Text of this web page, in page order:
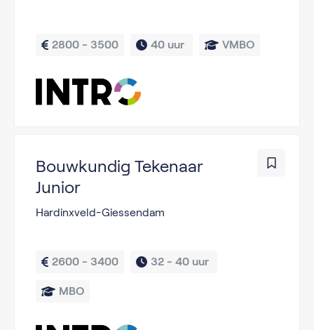
2800 - 3500 40 uur VMBO
Bouwkundig Tekenaar
Junior
Hardinxveld-Giessendam
2600 - 3400 32 - 40 uur
MBO